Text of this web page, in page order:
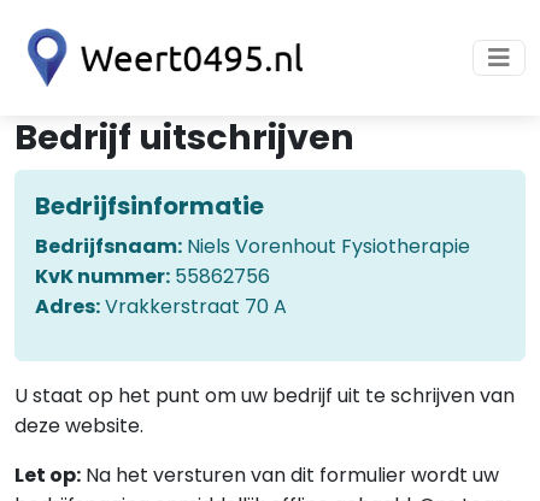
Bedrijf uitschrijven
Bedrijfsinformatie
Bedrijfsnaam: Niels Vorenhout Fysiotherapie
KvK nummer: 55862756
Adres:Vrakkerstraat 70 A
U staat op het punt om uw bedrijf uit te schrijven van
deze website.
Let op: Na het versturen van dit formulier wordt uw